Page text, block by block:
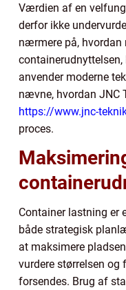
Værdien af en
derfor ikke
nærmere på, hvordan
anvender moderne
nævne, hvordan JNC
https://www.jnc-
proces.
Container lastning er
både strategisk
at maksimere
vurdere størrelsen og
forsendes. Brug af